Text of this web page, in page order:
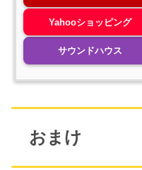
Yahooショッピング
サウンドハウス
おまけ